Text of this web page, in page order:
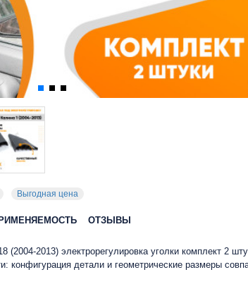
Выгодная цена
ОТЗЫВЫ
2013) электрорегулировка уголки комплект 2
конфигурация детали и геометрические размеры